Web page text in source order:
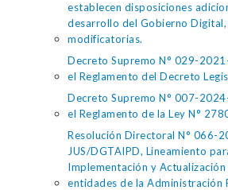
establecen disposiciones
desarrollo del Gobierno Digital,
modificatorias.
Decreto Supremo N° 029-
el Reglamento del Decreto
Decreto Supremo N° 007-
el Reglamento de la Ley N°
Resolución Directoral N° 066-
JUS/DGTAIPD, Lineamiento
Implementación y Actualización
entidades de la Administración